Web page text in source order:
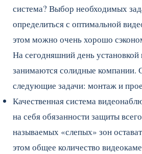
система? Выбор необходимых
определиться с оптимальной
этом можно очень хорошо
На сегодняшний день установкой
занимаются солидные компании.
следующие задачи: монтаж и
Качественная система
на себя обязанности защиты
называемых «слепых» зон
этом общее количество